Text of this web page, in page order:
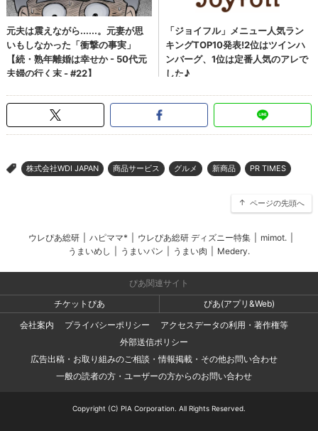
> 株式会社WDI JAPAN 商品サービス グルメ 新商品 PR TIMES
ページの先頭へ
ウレぴあ総研 ハピママ* ウレぴあ総研 ディズニー特集 mimot.
うまいめし
うまいパン うまい肉 Medery.
ぴあ関連サイト
チケットぴあ
ぴあ(アプリ&Web)
会社案内
プライバシーポリシー
アクセスデータの利用・著作権等
外部送信ポリシー
広告出稿・お取り組みのご相談・情報掲載・その他お問い合わせ
一般の読者の方・ユーザーの方からのお問い合わせ
Copyright (C) PIA Corporation. All Rights Reserved.